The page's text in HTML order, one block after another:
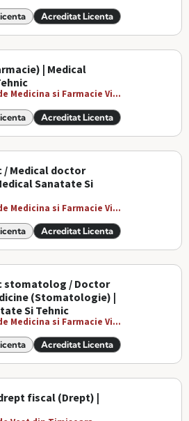
Acreditat Licenta
| Medical
Medicina si Farmacie Vi...
Acreditat Licenta
/ Medical doctor
Sanatate Si
Medicina si Farmacie Vi...
Acreditat Licenta
stomatolog / Doctor
(Stomatologie) |
Si Tehnic
Medicina si Farmacie Vi...
Acreditat Licenta
fiscal (Drept) |